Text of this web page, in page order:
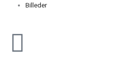
Billeder